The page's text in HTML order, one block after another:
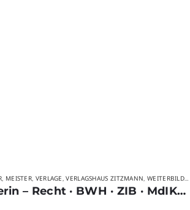
, MEISTER, VERLAGE,VERLAGSHAUS ZITZMANN, WEITERBILDUNG
Bundle I – Industriemeister/Industriemeisterin – Recht · BWH · ZIB · MdIKP · NTG